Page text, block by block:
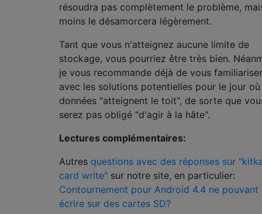
résoudra pas complètement le problème,
moins le désamorcera légèrement.
Tant que vous n'atteignez aucune limite de
stockage, vous pourriez être très bien.
je vous recommande déjà de vous familiariser
avec les solutions potentielles pour le jour
données "atteignent le toit", de sorte que
serez pas obligé "d'agir à la hâte".
Lectures complémentaires:
Autres questions avec des réponses sur
card write" sur notre site, en particulier:
Contournement pour Android 4.4 ne pouvant
écrire sur des cartes SD?